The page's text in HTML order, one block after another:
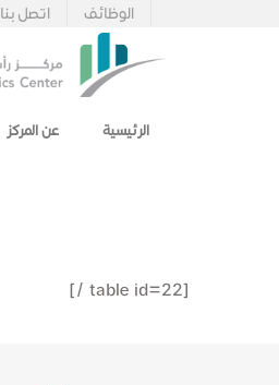
اتصل بنا الوظائف
الرئيسية عن المركز
[table id=22 /]